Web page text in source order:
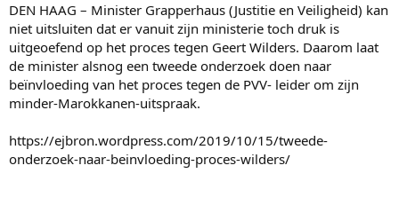
DEN HAAG – Minister Grapperhaus (Justitie en Veiligheid) kan
niet uitsluiten dat er vanuit zijn ministerie toch druk is
uitgeoefend op het proces tegen Geert Wilders. Daarom laat
de minister alsnog een tweede onderzoek doen naar
beïnvloeding van het proces tegen de PVV- leider om zijn
minder-Marokkanen-uitspraak.
https://ejbron.wordpress.com/2019/10/15/tweede-
onderzoek-naar-beinvloeding-proces-wilders/